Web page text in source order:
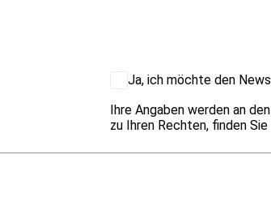
Ja, ich möchte den
Ihre Angaben werden an
zu Ihren Rechten, finden Sie